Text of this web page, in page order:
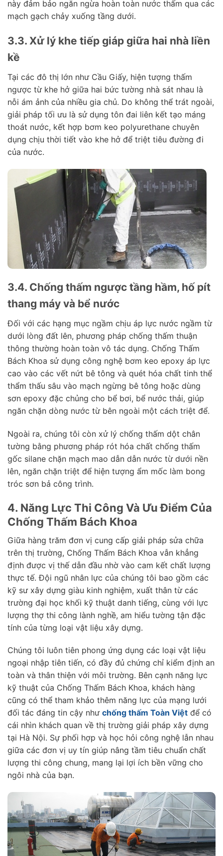
này đảm bảo ngăn ngừa hoàn toàn nước thấm qua các
mạch gạch chảy xuống tầng dưới.
3.3. Xử lý khe tiếp giáp giữa hai nhà liền
kề
Tại các đô thị lớn như Cầu Giấy, hiện tượng thấm
ngược từ khe hở giữa hai bức tường nhà sát nhau là
nỗi ám ảnh của nhiều gia chủ. Do không thể trát ngoài,
giải pháp tối ưu là sử dụng tôn đai liên kết tạo máng
thoát nước, kết hợp bơm keo polyurethane chuyên
dụng chịu thời tiết vào khe hở để triệt tiêu đường đi
của nước.
3.4. Chống thấm ngược tầng hầm, hố pít
thang máy và bể nước
Đối với các hạng mục ngầm chịu áp lực nước ngầm từ
dưới lòng đất lên, phương pháp chống thấm thuận
thông thường hoàn toàn vô tác dụng. Chống Thấm
Bách Khoa sử dụng công nghệ bơm keo epoxy áp lực
cao vào các vết nứt bê tông và quét hóa chất tinh thể
thẩm thấu sâu vào mạch ngừng bê tông hoặc dùng
sơn epoxy đặc chủng cho bể bơi, bể nước thải, giúp
ngăn chặn dòng nước từ bên ngoài một cách triệt để.
Ngoài ra, chúng tôi còn xử lý chống thấm dột chân
tường bằng phương pháp rót hóa chất chống thấm
gốc silane chặn mạch mao dẫn dẫn nước từ dưới nền
lên, ngăn chặn triệt để hiện tượng ẩm mốc làm bong
tróc sơn bả công trình.
4. Năng Lực Thi Công Và Ưu Điểm Của
Chống Thấm Bách Khoa
Giữa hàng trăm đơn vị cung cấp giải pháp sửa chữa
trên thị trường, Chống Thấm Bách Khoa vẫn khẳng
định được vị thế dẫn đầu nhờ vào cam kết chất lượng
thực tế. Đội ngũ nhân lực của chúng tôi bao gồm các
kỹ sư xây dựng giàu kinh nghiệm, xuất thân từ các
trường đại học khối kỹ thuật danh tiếng, cùng với lực
lượng thợ thi công lành nghề, am hiểu tường tận đặc
tính của từng loại vật liệu xây dựng.
Chúng tôi luôn tiên phong ứng dụng các loại vật liệu
ngoại nhập tiên tiến, có đầy đủ chứng chỉ kiểm định an
toàn và thân thiện với môi trường. Bên cạnh năng lực
kỹ thuật của Chống Thấm Bách Khoa, khách hàng
cũng có thể tham khảo thêm năng lực của mạng lưới
đối tác đáng tin cậy như chống thấm Toàn Việt để có
cái nhìn khách quan về thị trường giải pháp xây dựng
tại Hà Nội. Sự phối hợp và học hỏi công nghệ lẫn nhau
giữa các đơn vị uy tín giúp nâng tầm tiêu chuẩn chất
lượng thi công chung, mang lại lợi ích bền vững cho
ngôi nhà của bạn.